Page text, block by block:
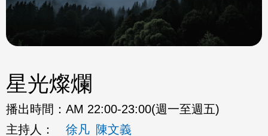
星光燦爛
播出時間： AM 22:00-23:00(週一至週五)
主持人：
徐凡 陳文義